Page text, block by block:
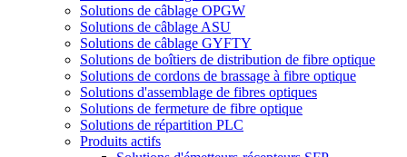
Solutions de câblage OPGW
Solutions de câblage ASU
Solutions de câblage GYFTY
Solutions de boîtiers de distribution de fibre optique
Solutions de cordons de brassage à fibre optique
Solutions d'assemblage de fibres optiques
Solutions de fermeture de fibre optique
Solutions de répartition PLC
Produits actifs